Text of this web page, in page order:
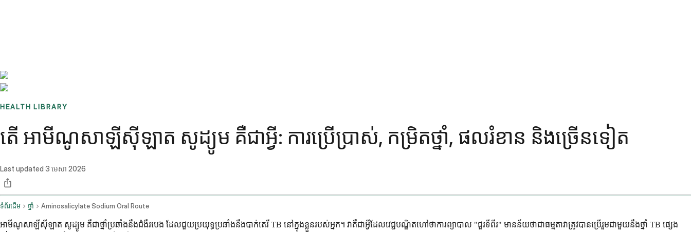
HEALTH LIBRARY
តើ អាមីណូសាឡីស៊ីឡាត សូដ្យូម គឺជាអ្វី: ការប្រើប្រាស់, កម្រិតថ្នាំ, ផលរំខាន និងច្រើនទៀត
Last updated 3 មេសា 2026
ទំព័រដើម ថ្នាំ Aminosalicylate Sodium Oral Route
អាមីណូសាឡីស៊ីឡាត សូដ្យូម គឺជាថ្នាំប្រឆាំងនឹងជំងឺរបេង ដែលជួយប្រយុទ្ធប្រឆាំងនឹងបាក់តេរី TB នៅក្នុងខ្លួនរបស់អ្នក។ វាគឺជាអ្វីដែលវេជ្ជបណ្ឌិតហៅថាការព្យាបាល "ជួរទីពីរ" មានន័យថាជាធម្មតាវាត្រូវបានប្រើរួមជាមួយនឹងថ្នាំ TB ផ្សេង